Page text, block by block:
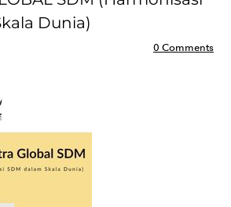
Dunia)
0 Comments